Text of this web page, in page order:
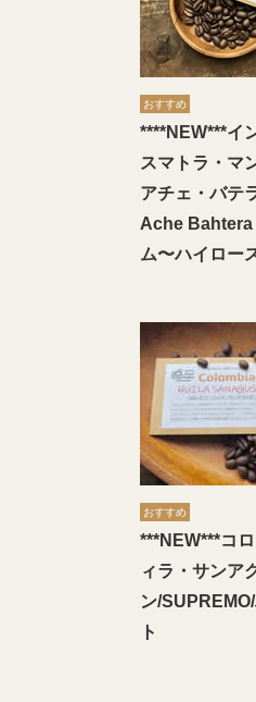
おすすめ
****NEW***イ
スマトラ・マ
アチェ・バテ
Ache Bahtera
ム〜ハイロー
おすすめ
***NEW***コ
ィラ・サンア
ン/
ト